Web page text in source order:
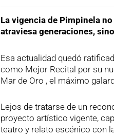
La vigencia de Pimpinela
atraviesa generaciones,
Esa actualidad quedó
como Mejor Recital por su
Mar de Oro , el máximo
Lejos de tratarse de un
proyecto artístico vigente,
teatro y relato escénico con